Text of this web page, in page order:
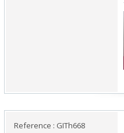
Reference : GITh668